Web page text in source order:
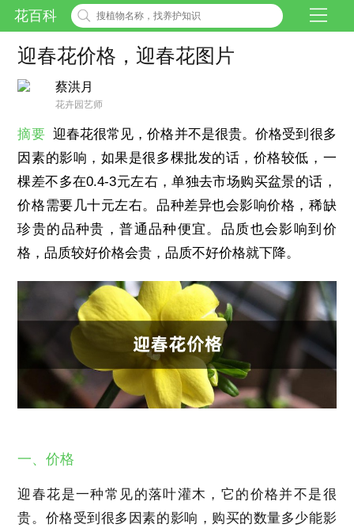
花百科
迎春花价格，迎春花图片
蔡洪月
花卉园艺师
摘要 迎春花很常见，价格并不是很贵。价格受到很多
因素的影响，如果是很多棵批发的话，价格较低，一
棵差不多在0.4-3元左右，单独去市场购买盆景的话，
价格需要几十元左右。品种差异也会影响价格，稀缺
珍贵的品种贵，普通品种便宜。品质也会影响到价
格，品质较好价格会贵，品质不好价格就下降。
一、价格
迎春花是一种常见的落叶灌木，它的价格并不是很
贵。价格受到很多因素的影响，购买的数量多少能影